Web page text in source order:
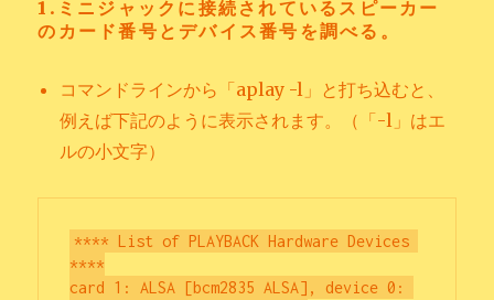
1.ミニジャックに接続されているスピーカー
のカード番号とデバイス番号を調べる。
コマンドラインから「aplay -l」と打ち込むと、
例えば下記のように表示されます。（「-l」はエ
ルの小文字）
**** List of PLAYBACK Hardware Devices
****
card 1: ALSA [bcm2835 ALSA], device 0: